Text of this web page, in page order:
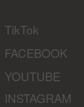
TikTok
FACEBOOK
YOUTUBE
INSTAGRAM